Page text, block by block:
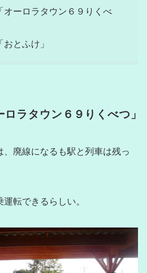
オーロラタウン６９りくべ
とふけ」
ロラタウン６９りくべつ」
、廃線になるも駅と列車は残っ
転できるらしい。